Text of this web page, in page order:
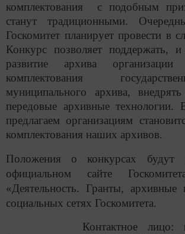
комплектования с подобным
станут традиционными.
Госкомитет планирует провести в
Конкурс позволяет поддержать, и
развитие архива
комплектования
муниципального архива,
передовые архивные технологии.
предлагаем организациям
комплектования наших архивов.
Положения о конкурсах будут
официальном сайте
«Деятельность. Гранты,
социальных сетях Госкомитета.
Контактное лицо: